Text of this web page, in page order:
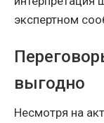
экспертном
выгодно
Несмотря на